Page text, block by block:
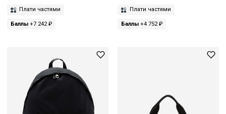
Плати частями
Баллы +7 242 ₽
Плати частями
Баллы+4 752 ₽